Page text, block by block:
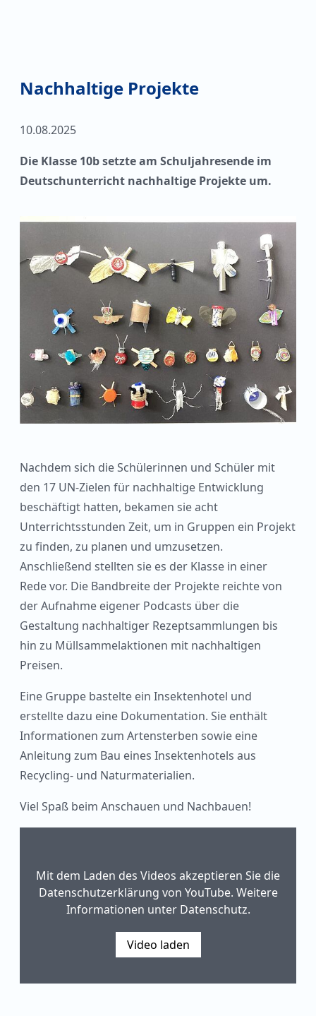
Nachhaltige Projekte
10.08.2025
Die Klasse 10b setzte am Schuljahresende im
Deutschunterricht nachhaltige Projekte um.
Nachdem sich die Schülerinnen und Schüler mit
den 17 UN-Zielen für nachhaltige Entwicklung
beschäftigt hatten, bekamen sie acht
Unterrichtsstunden Zeit, um in Gruppen ein Projekt
zu finden, zu planen und umzusetzen.
Anschließend stellten sie es der Klasse in einer
Rede vor. Die Bandbreite der Projekte reichte von
der Aufnahme eigener Podcasts über die
Gestaltung nachhaltiger Rezeptsammlungen bis
hin zu Müllsammelaktionen mit nachhaltigen
Preisen.
Eine Gruppe bastelte ein Insektenhotel und
erstellte dazu eine Dokumentation. Sie enthält
Informationen zum Artensterben sowie eine
Anleitung zum Bau eines Insektenhotels aus
Recycling- und Naturmaterialien.
Viel Spaß beim Anschauen und Nachbauen!
Mit dem Laden des Videos akzeptieren Sie die
Datenschutzerklärung von YouTube. Weitere
Informationen unter Datenschutz.
Video laden